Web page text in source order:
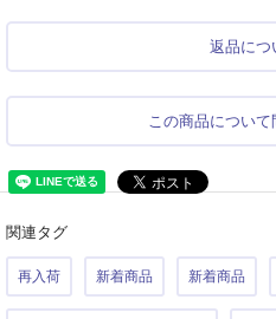
返品につ
この商品について
関連タグ
再入荷 新着商品 新着商品